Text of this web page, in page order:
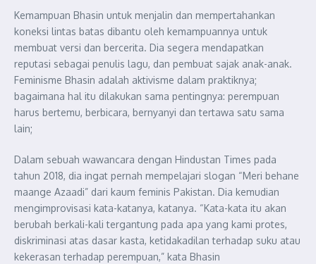
Kemampuan Bhasin untuk menjalin dan mempertahankan
koneksi lintas batas dibantu oleh kemampuannya untuk
membuat versi dan bercerita. Dia segera mendapatkan
reputasi sebagai penulis lagu, dan pembuat sajak anak-anak.
Feminisme Bhasin adalah aktivisme dalam praktiknya;
bagaimana hal itu dilakukan sama pentingnya: perempuan
harus bertemu, berbicara, bernyanyi dan tertawa satu sama
lain;
Dalam sebuah wawancara dengan Hindustan Times pada
tahun 2018, dia ingat pernah mempelajari slogan “Meri behane
maange Azaadi” dari kaum feminis Pakistan. Dia kemudian
mengimprovisasi kata-katanya, katanya. “Kata-kata itu akan
berubah berkali-kali tergantung pada apa yang kami protes,
diskriminasi atas dasar kasta, ketidakadilan terhadap suku atau
kekerasan terhadap perempuan,” kata Bhasin